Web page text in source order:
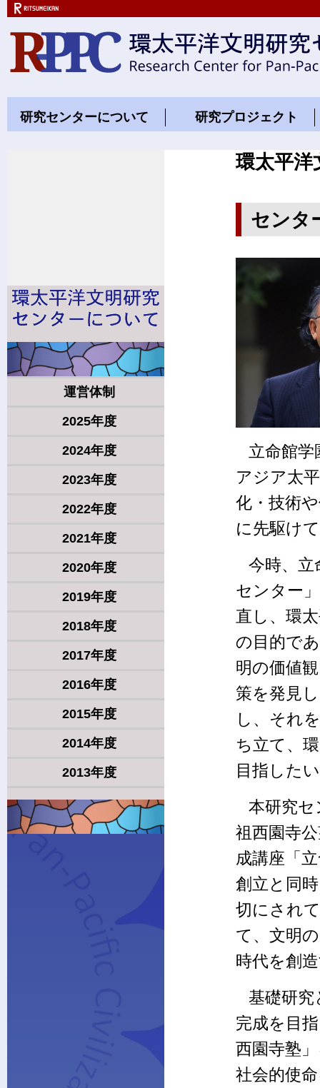
研究センターについて 研究プロジェクト
環太平洋
センタ
立命館学
アジア太
化・技術
に先駆け
今時、立
センター
直し、環
の目的で
明の価値
策を発見
し、それ
ち立て、
目指した
本研究セ
祖西園寺
成講座「
創立と同
切にされ
て、文明
時代を創
基礎研究
完成を目
西園寺塾
社会的使
運営体制
2025年度
2024年度
2023年度
2022年度
2021年度
2020年度
2019年度
2018年度
2017年度
2016年度
2015年度
2014年度
2013年度